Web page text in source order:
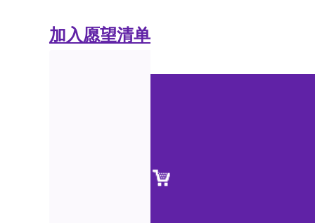
加入愿望清单